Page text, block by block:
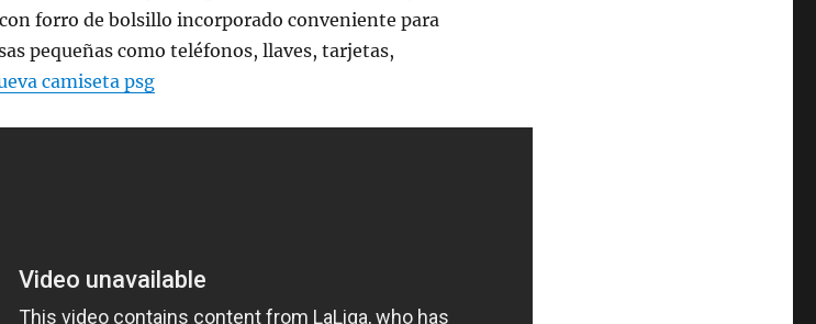
forro de bolsillo incorporado conveniente para
pequeñas como teléfonos, llaves, tarjetas,
camiseta psg